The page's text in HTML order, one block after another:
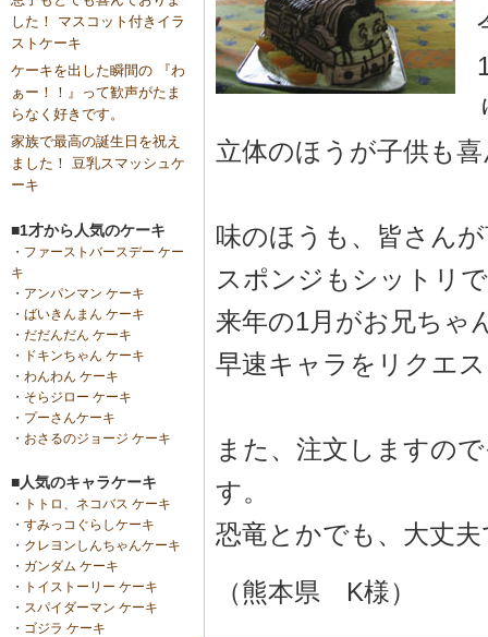
した！ マスコット付きイラ
ストケーキ
ケーキを出した瞬間の 『わ
ぁー！！』って歓声がたま
らなく好きです。
家族で最高の誕生日を祝え
ました！ 豆乳スマッシュケ
ーキ
■1才から人気のケーキ
・ ファーストバースデー ケー
キ
・ アンパンマン ケーキ
・ ばいきんまん ケーキ
・ だだんだん ケーキ
・
ドキンちゃん ケーキ
・ わんわん ケーキ
・ そらジロー ケーキ
・ プーさんケーキ
・ おさるのジョージ ケーキ
■人気のキャラケーキ
・
トトロ、ネコバス ケーキ
・ すみっコぐらしケーキ
・ クレヨンしんちゃんケーキ
・ ガンダム ケーキ
・
トイストーリー ケーキ
・ スパイダーマン ケーキ
・ ゴジラ ケーキ
立体のほうが子供も
味のほうも、皆さん
スポンジもシットリ
来年の1月がお兄ちゃ
早速キャラをリクエ
また、注文しますの
す。
恐竜とかでも、大丈
（熊本県 K様）